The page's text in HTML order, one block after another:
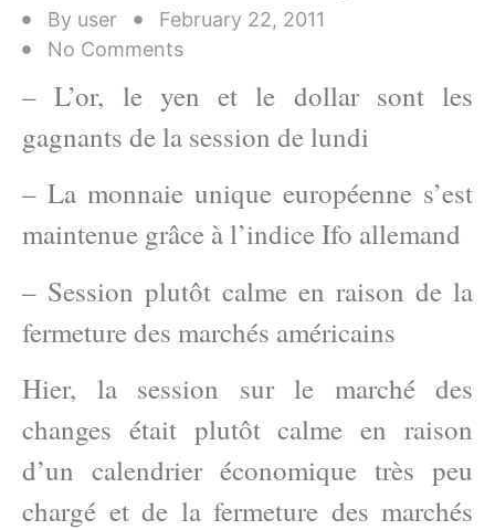
By user
February 22, 2011
No Comments
– L’or, le yen et le dollar sont les
gagnants de la session de lundi
– La monnaie unique européenne s’est
maintenue grâce à l’indice Ifo allemand
– Session plutôt calme en raison de la
fermeture des marchés américains
Hier, la session sur le marché des
changes était plutôt calme en raison
d’un calendrier économique très peu
chargé et de la fermeture des marchés